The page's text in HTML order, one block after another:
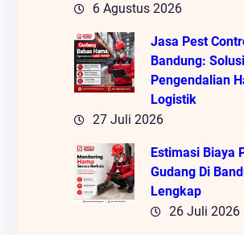
6 Agustus 2026
Jasa Pest
Bandung: Solusi
Pengendalian
Logistik
27 Juli 2026
Estimasi Biaya
Gudang Di
Lengkap
26 Juli 2026